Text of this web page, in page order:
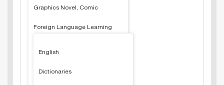
Graphics Novel, Comic
Foreign Language Learning
English
Dictionaries